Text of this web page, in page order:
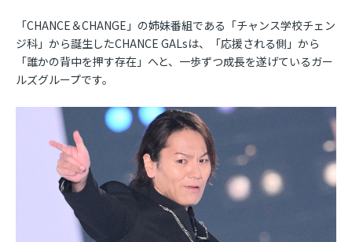
「CHANCE＆CHANGE」の姉妹番組である「チャンス学校チェン
ジ科」から誕生したCHANCE GALsは、「応援される側」から
「誰かの背中を押す存在」へと、一歩ずつ成長を遂げているガー
ルズグループです。